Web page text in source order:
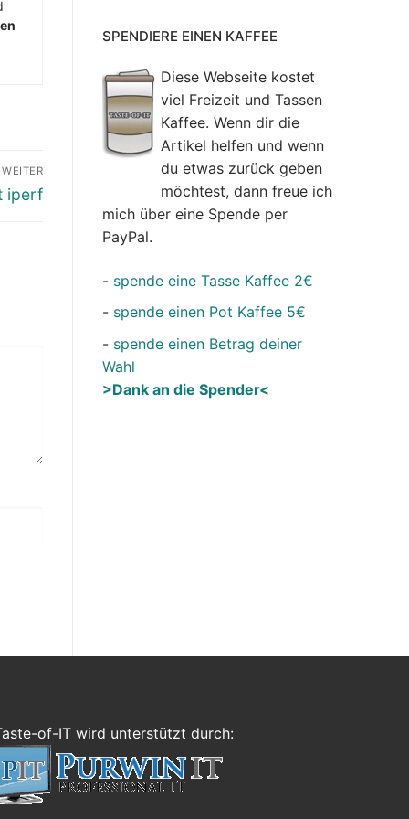
WEITER
iperf
SPENDIERE EINEN KAFFEE
Diese Webseite kostet
viel Freizeit und Tassen
Kaffee. Wenn dir die
Artikel helfen und wenn
du etwas zurück geben
möchtest, dann freue ich
mich über eine Spende per
PayPal.
- spende eine Tasse Kaffee 2€
- spende einen Pot Kaffee 5€
- spende einen Betrag deiner
Wahl
>Dank an die Spender<
of-IT wird unterstützt durch: